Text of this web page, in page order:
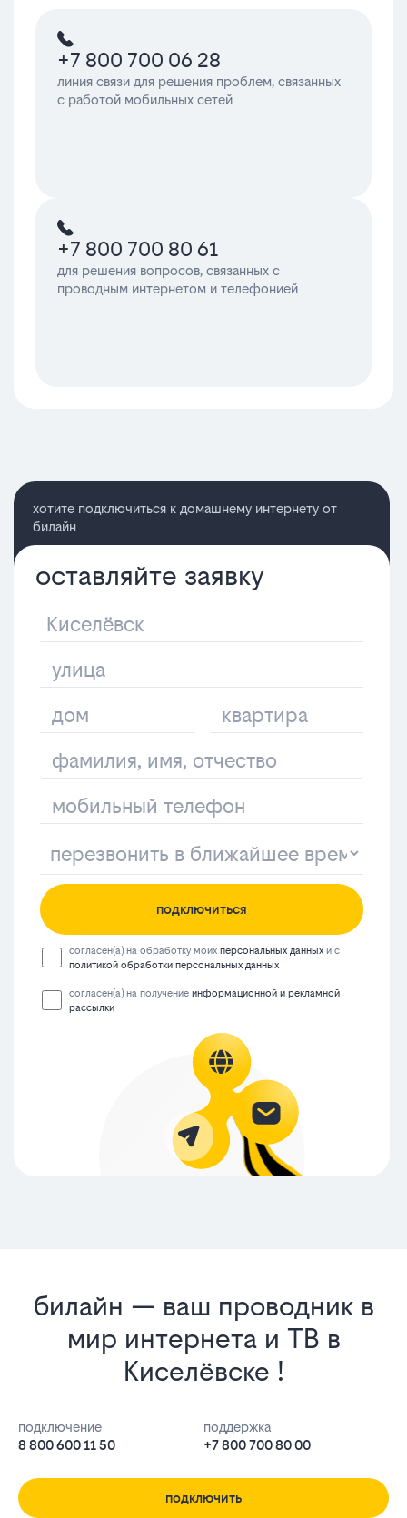
+7 800 700 06 28
линия связи для решения проблем, связанных
с работой мобильных сетей
+7 800 700 80 61
для решения вопросов, связанных с
проводным интернетом и телефонией
хотите подключиться к домашнему интернету от
билайн
оставляйте заявку
подключиться
согласен(а) на обработку моихперсональных данных и с
политикой обработки персональных данных
согласен(а) на получениеинформационной и рекламной
рассылки
билайн — ваш проводник в
мир интернета и ТВ в
Киселёвске !
подключение
8 800 600 11 50
поддержка
+7 800 700 80 00
подключить